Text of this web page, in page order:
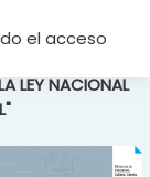
el acceso
LEY NACIONAL